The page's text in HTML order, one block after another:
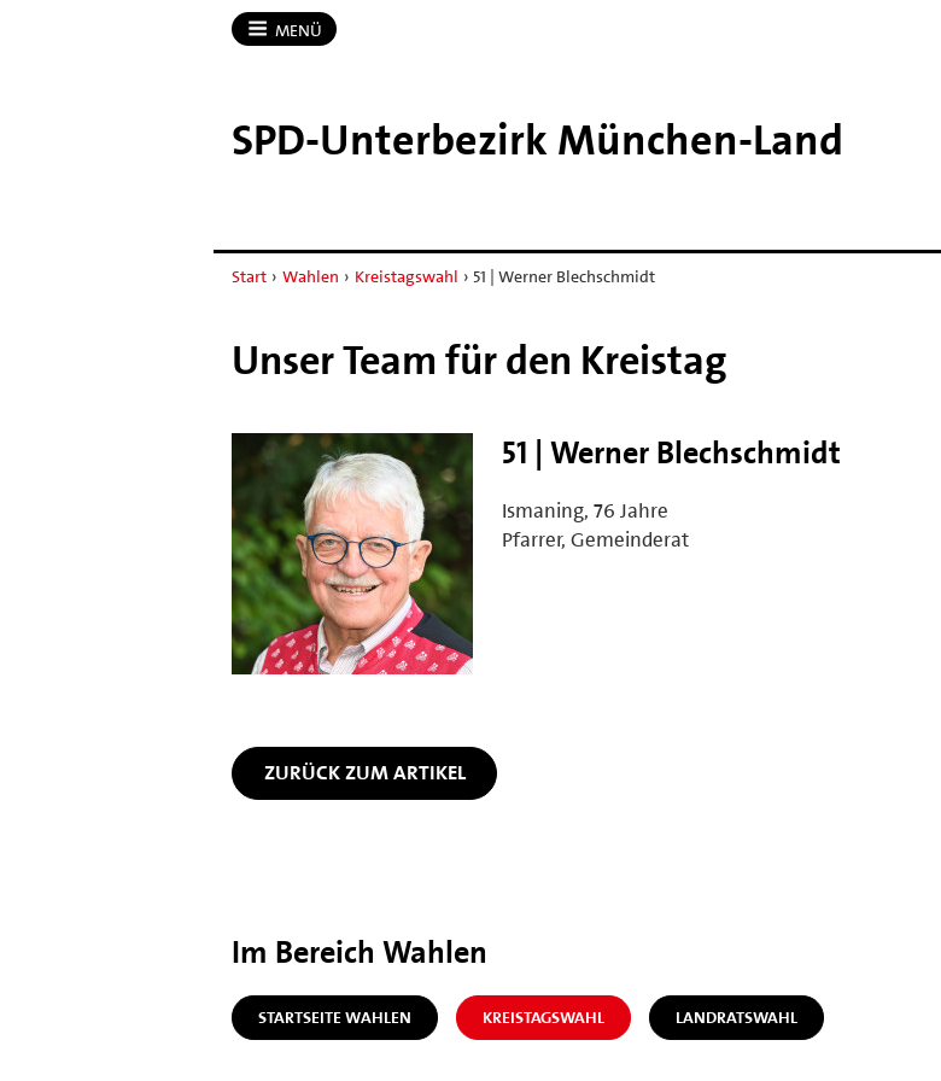
MENÜ
SPD-​Unterbezirk München-​Land
Start › Wahlen › Kreistagswahl › 51 | Werner Blechschmidt
Unser Team für den Kreistag
51 | Werner Blechschmidt
Ismaning, 76 Jahre
Pfarrer, Gemeinderat
ZURÜCK ZUM ARTIKEL
Im Bereich Wahlen
STARTSEITE WAHLEN KREISTAGSWAHL LANDRATSWAHL